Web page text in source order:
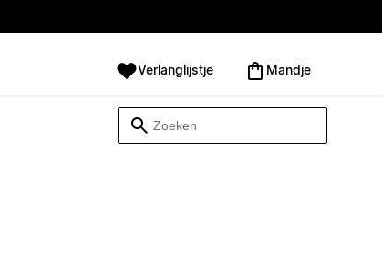
Verlanglijstje Mandje